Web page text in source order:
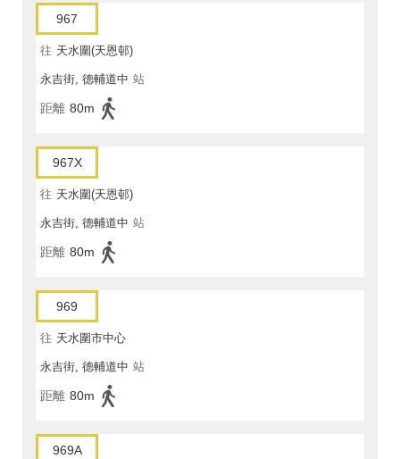
967
往 天水圍(天恩邨)
永吉街, 德輔道中 站
距離 80m
967X
往 天水圍(天恩邨)
永吉街, 德輔道中 站
距離 80m
969
往 天水圍市中心
永吉街, 德輔道中 站
距離 80m
969A